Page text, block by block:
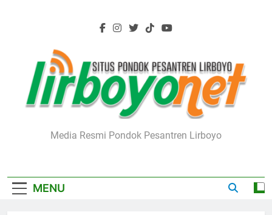
Lirboyo.net
Media Resmi Pondok Pesantren Lirboyo
MENU